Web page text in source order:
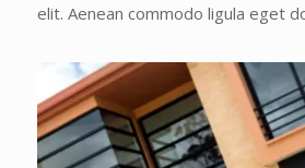
elit. Aenean commodo ligula eget